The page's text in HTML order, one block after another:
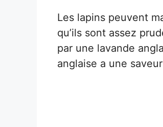
Les lapins peuvent
qu’ils sont assez
par une lavande
anglaise a une